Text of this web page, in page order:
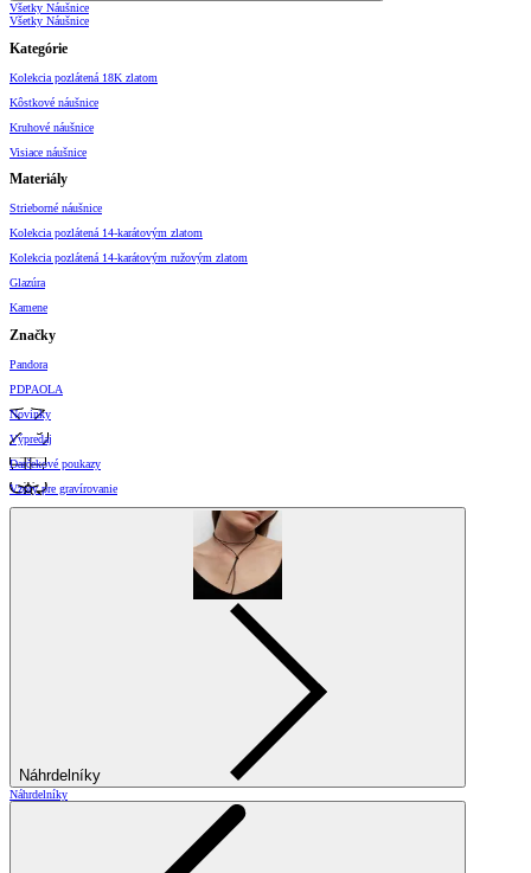
Všetky Náušnice
Všetky Náušnice
Kategórie
Kolekcia pozlátená 18K zlatom
Kôstkové náušnice
Kruhové náušnice
Visiace náušnice
Materiály
Strieborné náušnice
Kolekcia pozlátená 14-karátovým zlatom
Kolekcia pozlátená 14-karátovým ružovým zlatom
Glazúra
Kamene
Značky
Pandora
PDPAOLA
Novinky
Výpredaj
Darčekové poukazy
Vzory pre gravírovanie
Náhrdelníky
Náhrdelníky